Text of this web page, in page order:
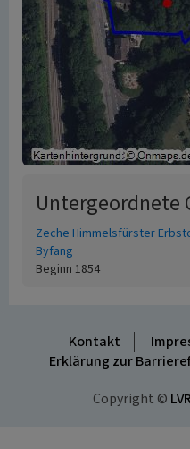
Untergeordnete
Zeche Himmelsfürster
Byfang
Beginn 1854
Kontakt
Erklärung zur
Copyright © LVR